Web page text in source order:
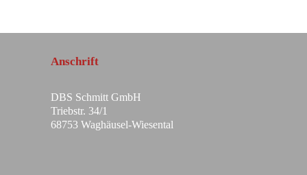
Anschrift
DBS Schmitt GmbH
Triebstr. 34/1
68753 Waghäusel-Wiesental